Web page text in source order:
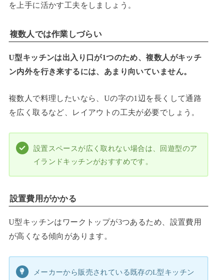
を上手に活かす工夫をしましょう。
複数人では作業しづらい
U型キッチンは出入り口が1つのため、複数人がキッチ
ン内外を行き来するには、あまり向いていません。
複数人で料理したいなら、Uの字の1辺を長くして通路
を広く取るなど、レイアウトの工夫が必要でしょう。
設置スペースが広く取れない場合は、回遊型のア
イランドキッチンがおすすめです。
設置費用がかかる
U型キッチンはワークトップが3つあるため、設置費用
が高くなる傾向があります。
メーカーから販売されている既存のL型キッチン